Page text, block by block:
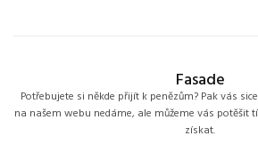
Fasade
Potřebujete si někde přijít k penězům? Pak vás
na našem webu nedáme, ale můžeme vás potěšit
získat.